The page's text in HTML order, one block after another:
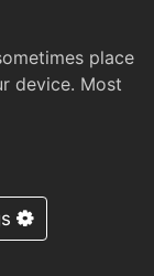
お問い合わせ
place
device. Most